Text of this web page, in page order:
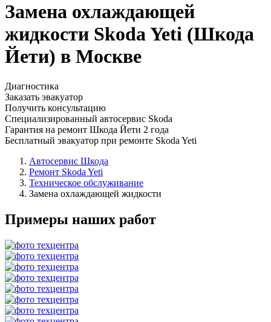
Замена охлаждающей
жидкости Skoda Yeti (Шкода
Йети) в Москве
Диагностика
Заказать эвакуатор
Получить консультацию
Специализированный автосервис Skoda
Гарантия на ремонт Шкода Йети 2 года
Бесплатный эвакуатор при ремонте Skoda Yeti
Автосервис Шкода
Ремонт Skoda Yeti
Техническое обслуживание
Замена охлаждающей жидкости
Примеры наших работ